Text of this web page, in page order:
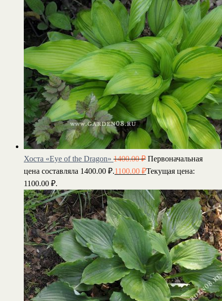
Хоста «Eye of the Dragon» 1400.00₽ Первоначальная
цена составляла 1400.00 ₽.1100.00 ₽Текущая цена:
1100.00 ₽.